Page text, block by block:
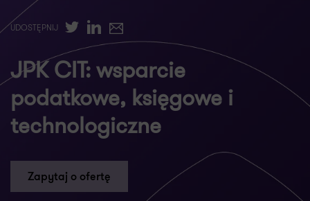
UDOSTĘPNIJ TwitterLinkedIn
E-mail
JPK CIT: wsparcie
podatkowe, księgowe i
technologiczne
Zapytaj o ofertę